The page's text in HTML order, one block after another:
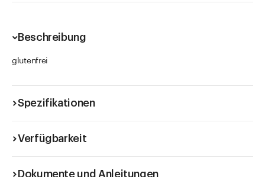
Beschreibung
glutenfrei
Spezifikationen
Verfügbarkeit
Dokumente und Anleitungen